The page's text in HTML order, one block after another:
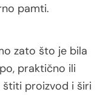
pamti.
zato što je bila
praktično ili
proizvod i širi